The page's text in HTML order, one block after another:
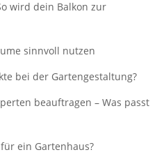
wird dein Balkon zur
sinnvoll nutzen
bei der Gartengestaltung?
beauftragen – Was passt
ein Gartenhaus?